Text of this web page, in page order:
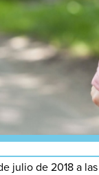
julio de 2018 a